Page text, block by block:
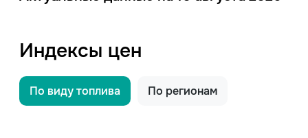
Индексы цен
По виду топлива По регионам